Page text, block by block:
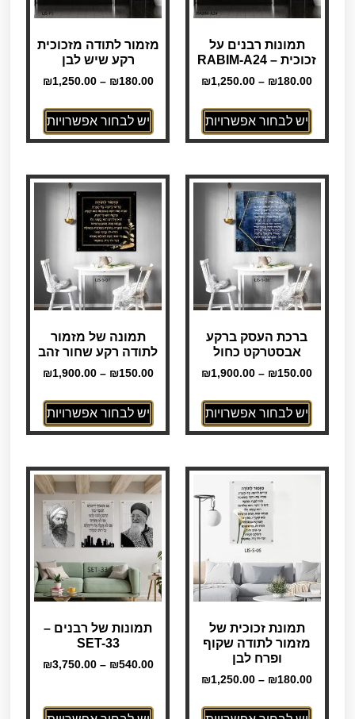
תמונות רבנים על
זכוכית – RABIM-A24
₪180.00
–
₪1,250.00
יש לבחור אפשרויות
מזמור לתודה מזכוכית
רקע שיש לבן
₪180.00
–
₪1,250.00
יש לבחור אפשרויות
ברכת העסק ברקע
אבסטרקט כחול
₪150.00
–
₪1,900.00
יש לבחור אפשרויות
תמונה של מזמור
לתודה רקע שחור זהב
₪150.00
–
₪1,900.00
יש לבחור אפשרויות
תמונת זכוכית של
מזמור לתודה שקוף
ופרח לבן
₪180.00
–
₪1,250.00
תמונות של רבנים –
SET-33
₪540.00
–
₪3,750.00